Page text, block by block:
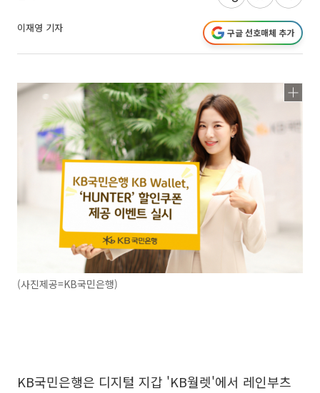
이재영 기자 구글 선호매체 추가
(사진제공=KB국민은행)
KB국민은행은 디지털 지갑 'KB월렛'에서 레인부츠